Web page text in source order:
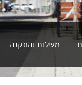
משלוח והתקנה